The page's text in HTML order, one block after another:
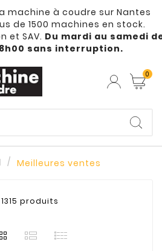
machine à coudre sur Nantes
de 1500 machines en stock.
et SAV. Du mardi au samedi
sans interruption.
0
Meilleures ventes
1315 produits